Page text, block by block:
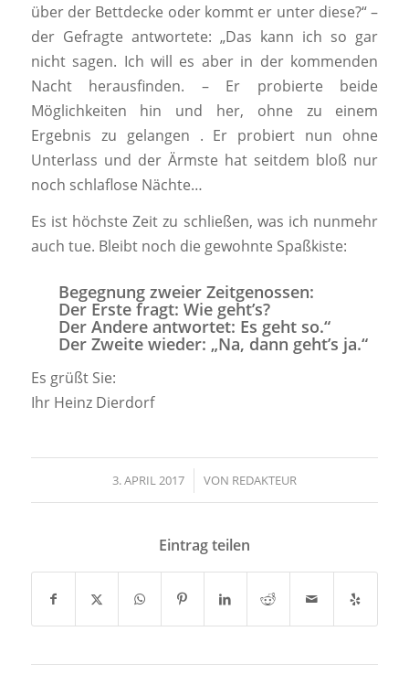
über der Bettdecke oder kommt er unter diese?“ –
der Gefragte antwortete: „Das kann ich so gar
nicht sagen. Ich will es aber in der kommenden
Nacht herausfinden. – Er probierte beide
Möglichkeiten hin und her, ohne zu einem
Ergebnis zu gelangen . Er probiert nun ohne
Unterlass und der Ärmste hat seitdem bloß nur
noch schlaflose Nächte…
Es ist höchste Zeit zu schließen, was ich nunmehr
auch tue. Bleibt noch die gewohnte Spaßkiste:
Begegnung zweier Zeitgenossen:
Der Erste fragt: Wie geht’s?
Der Andere antwortet: Es geht so.“
Der Zweite wieder: „Na, dann geht’s ja.“
Es grüßt Sie:
Ihr Heinz Dierdorf
3. APRIL 2017
/ VON REDAKTEUR
Eintrag teilen